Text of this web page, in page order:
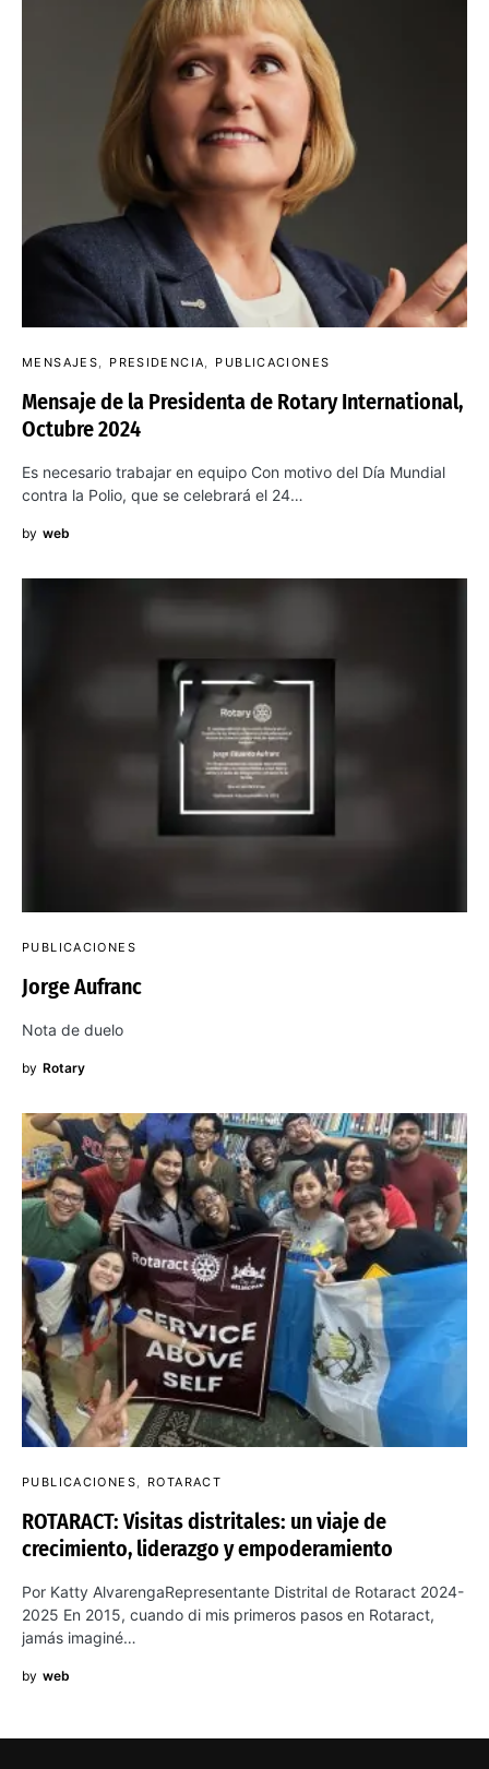
MENSAJES PRESIDENCIA PUBLICACIONES
Mensaje de la Presidenta de Rotary International,
Octubre 2024
Es necesario trabajar en equipo Con motivo del Día Mundial
contra la Polio, que se celebrará el 24…
by web
PUBLICACIONES
Jorge Aufranc
Nota de duelo
by Rotary
PUBLICACIONES ROTARACT
ROTARACT: Visitas distritales: un viaje de
crecimiento, liderazgo y empoderamiento
Por Katty AlvarengaRepresentante Distrital de Rotaract 2024-
2025 En 2015, cuando di mis primeros pasos en Rotaract,
jamás imaginé…
by web